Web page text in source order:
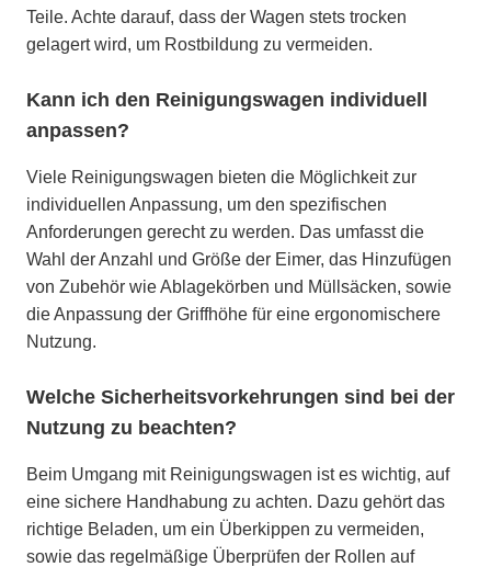
Teile. Achte darauf, dass der Wagen stets trocken
gelagert wird, um Rostbildung zu vermeiden.
Kann ich den Reinigungswagen individuell
anpassen?
Viele Reinigungswagen bieten die Möglichkeit zur
individuellen Anpassung, um den spezifischen
Anforderungen gerecht zu werden. Das umfasst die
Wahl der Anzahl und Größe der Eimer, das Hinzufügen
von Zubehör wie Ablagekörben und Müllsäcken, sowie
die Anpassung der Griffhöhe für eine ergonomischere
Nutzung.
Welche Sicherheitsvorkehrungen sind bei der
Nutzung zu beachten?
Beim Umgang mit Reinigungswagen ist es wichtig, auf
eine sichere Handhabung zu achten. Dazu gehört das
richtige Beladen, um ein Überkippen zu vermeiden,
sowie das regelmäßige Überprüfen der Rollen auf